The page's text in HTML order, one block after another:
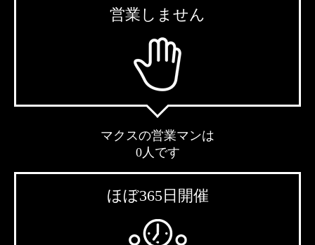
営業しません
マクスの営業マンは
0人です
ほぼ365日開催